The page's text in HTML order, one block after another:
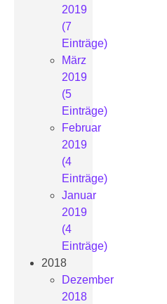
2019
(7
Einträge)
März
2019
(5
Einträge)
Februar
2019
(4
Einträge)
Januar
2019
(4
Einträge)
2018
Dezember
2018